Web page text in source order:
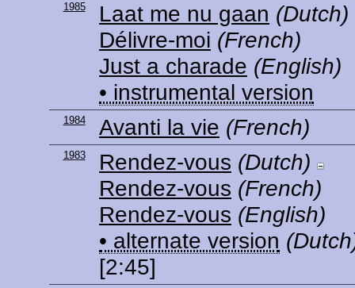
1985 Laat me nu gaan (Dutch)
Délivre-moi (French)
Just a charade (English)
• instrumental version
1984 Avanti la vie (French)
1983 Rendez-vous (Dutch)
Rendez-vous (French)
Rendez-vous (English)
• alternate version
[2:45]